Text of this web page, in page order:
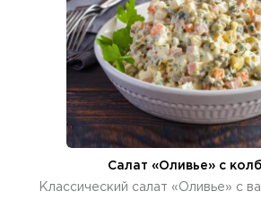
Салат «Оливье» с
Классический салат «Оливье» с